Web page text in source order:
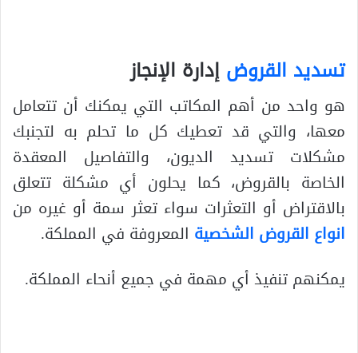
تسديد القروض إدارة الإنجاز
هو واحد من أهم المكاتب التي يمكنك أن تتعامل
معها، والتي قد تعطيك كل ما تحلم به لتجنبك
مشكلات تسديد الديون، والتفاصيل المعقدة
الخاصة بالقروض، كما يحلون أي مشكلة تتعلق
بالاقتراض أو التعثرات سواء تعثر سمة أو غيره من
انواع القروض الشخصية المعروفة في المملكة.
يمكنهم تنفيذ أي مهمة في جميع أنحاء المملكة.